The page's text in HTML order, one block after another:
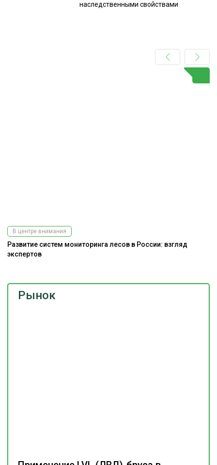
наследственными свойствами
Рынок
В центре внимания
Развитие систем мониторинга лесов в России: взгляд
экспертов